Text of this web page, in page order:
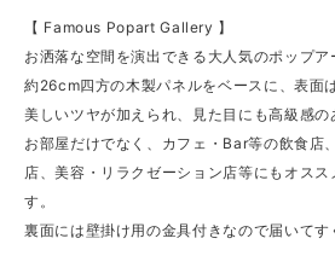
【 Famous Popart Gallery 】
お洒落な空間を演出できる大人気のポップア
約26cm四方の木製パネルをベースに、表面
美しいツヤが加えられ、見た目にも高級感の
お部屋だけでなく、カフェ・Bar等の飲食店
店、美容・リラクゼーション店等にもオス
す。
裏面には壁掛け用の金具付きなので届いてす